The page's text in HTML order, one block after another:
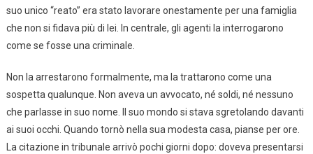
suo unico “reato” era stato lavorare onestamente per una famiglia
che non si fidava più di lei. In centrale, gli agenti la interrogarono
come se fosse una criminale.
Non la arrestarono formalmente, ma la trattarono come una
sospetta qualunque. Non aveva un avvocato, né soldi, né nessuno
che parlasse in suo nome. Il suo mondo si stava sgretolando davanti
ai suoi occhi. Quando tornò nella sua modesta casa, pianse per ore.
La citazione in tribunale arrivò pochi giorni dopo: doveva presentarsi